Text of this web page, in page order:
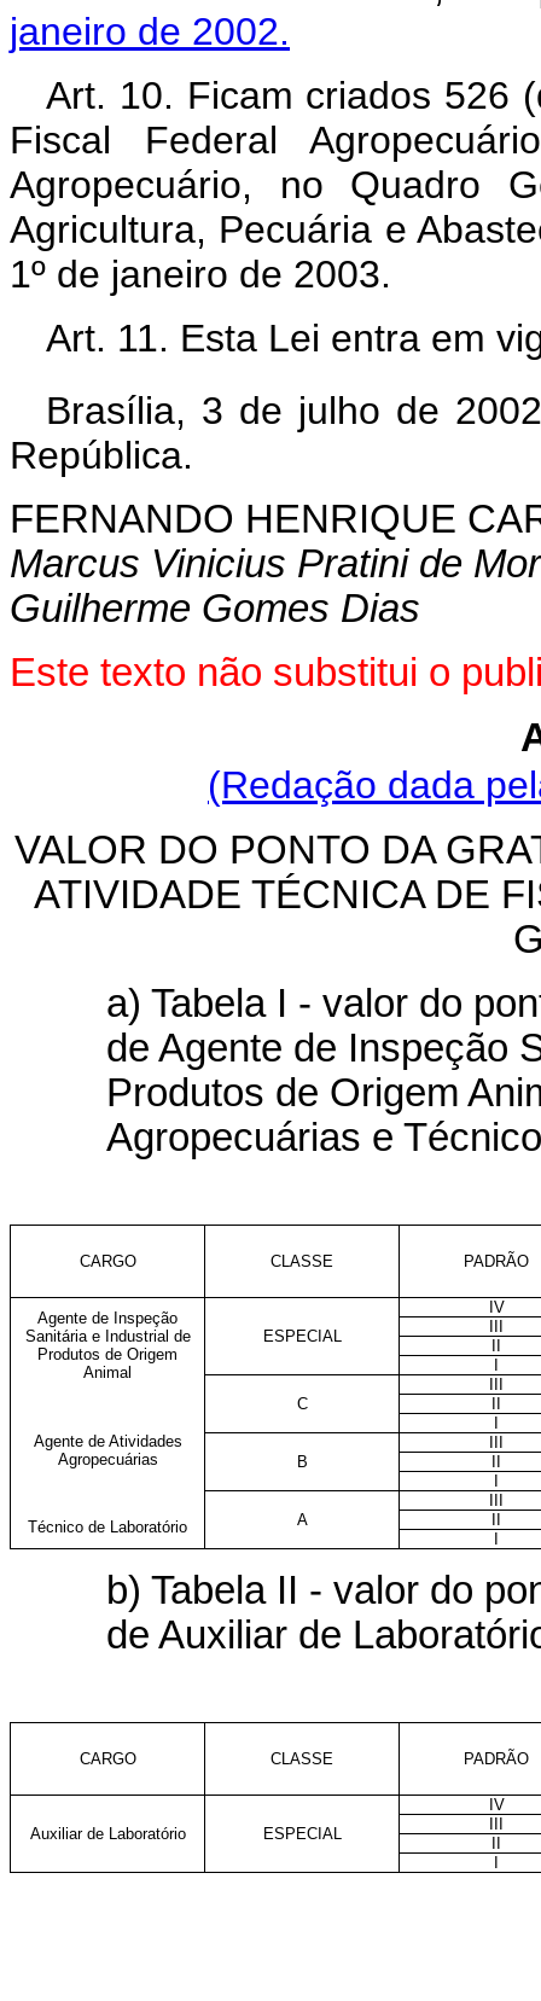
janeiro de 2002.
Art. 10. Ficam criados 526
Fiscal Federal
Agropecuário, no Quadro
Agricultura, Pecuária e
1º de janeiro de 2003.
Art. 11. Esta Lei entra em
Brasília, 3 de julho de
República.
FERNANDO HENRIQUE
Marcus Vinicius Pratini de
Guilherme Gomes Dias
Este texto não substitui o
(Redação dada
VALOR DO PONTO DA
ATIVIDADE TÉCNICA DE
a) Tabela I - valor do
de Agente de Inspeção
Produtos de Origem
Agropecuárias e
CARGO CLASSE PADRÃO
Agente de Inspeção
Sanitária e Industrial de
Produtos de Origem
Animal
Agente de Atividades
Agropecuárias
Técnico de Laboratório
ESPECIAL
IV
C
B
A
b) Tabela II - valor do
de Auxiliar de
CARGO CLASSE PADRÃO
Auxiliar de Laboratório ESPECIAL
IV